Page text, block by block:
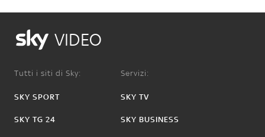
VIDEO
Tutti i siti di Sky:
SKY SPORT
SKY TG 24
Servizi:
SKY TV
SKY BUSINESS